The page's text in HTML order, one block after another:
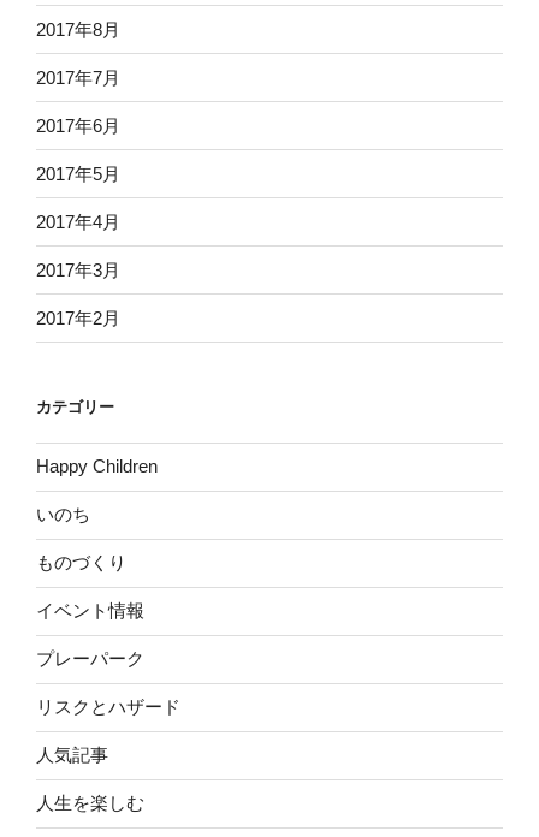
2017年8月
2017年7月
2017年6月
2017年5月
2017年4月
2017年3月
2017年2月
カテゴリー
Happy Children
いのち
ものづくり
イベント情報
プレーパーク
リスクとハザード
人気記事
人生を楽しむ